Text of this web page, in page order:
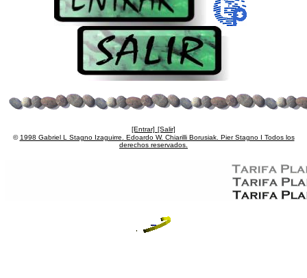
[Entrar] [Salir]
© 1998 Gabriel L Stagno Izaguirre
Edoardo W. Chiarilli Borusiak. Pier Stagno I Todos los
derechos reservados.